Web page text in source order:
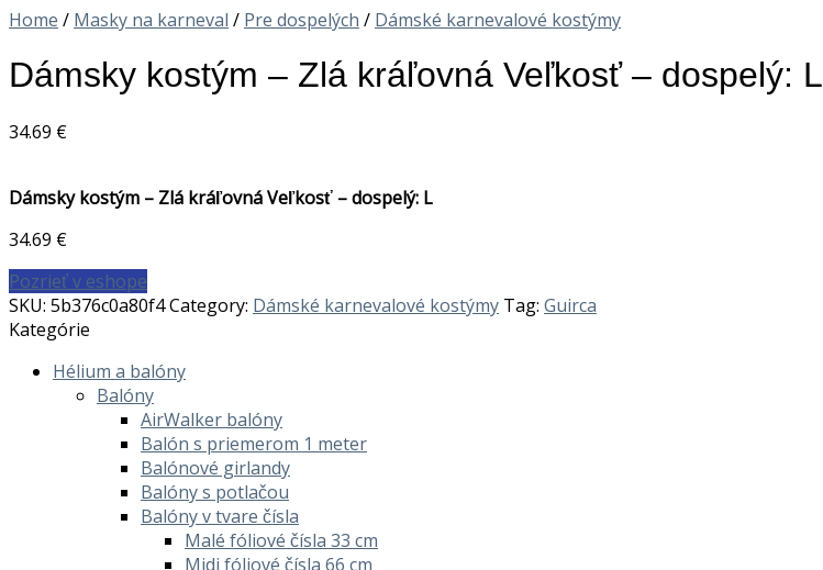
Home / Masky na karneval / Pre dospelých / Dámské karnevalové kostýmy
Dámsky kostým – Zlá kráľovná Veľkosť – dospelý: L
34.69 €
Dámsky kostým – Zlá kráľovná Veľkosť – dospelý: L
34.69 €
Pozrieť v eshope
SKU: 5b376c0a80f4Category: Dámské karnevalové kostýmy Tag: Guirca
Kategórie
Hélium a balóny
Balóny
AirWalker balóny
Balón s priemerom 1 meter
Balónové girlandy
Balóny s potlačou
Balóny v tvare čísla
Malé fóliové čísla 33 cm
Midi fóliové čísla 66 cm